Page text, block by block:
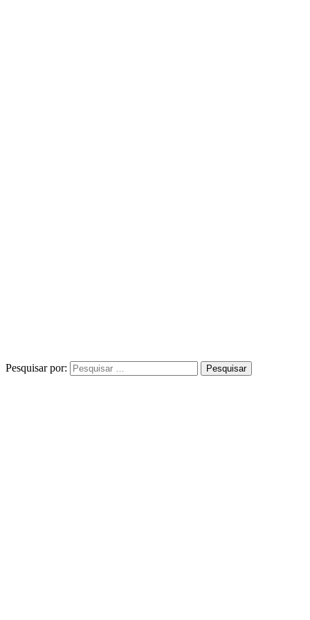
Pesquisar por: